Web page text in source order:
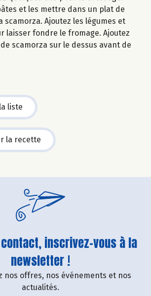
et les mettre dans un plat de
scamorza. Ajoutez les légumes et
laisser fondre le fromage. Ajoutez
scamorza sur le dessus avant de
liste
la recette
inscrivez-vous à la
newsletter !
nos offres, nos événements et nos
actualités.